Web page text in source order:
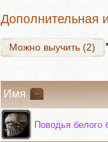
Дополнительная
Можно выучить (2)
Имя
Поводья белого